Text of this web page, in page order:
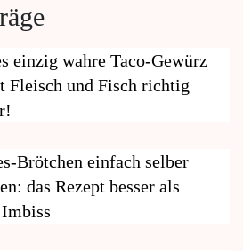
einzig wahre Taco-Gewürz
Fleisch und Fisch richtig
Brötchen einfach selber
das Rezept besser als